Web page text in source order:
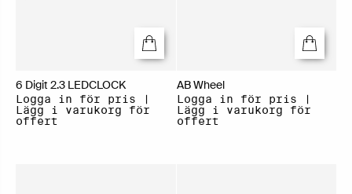
6 Digit 2.3 LEDCLOCK
Logga in för pris |
Lägg i varukorg för
offert
AB Wheel
Logga in för pris |
Lägg i varukorg för
offert